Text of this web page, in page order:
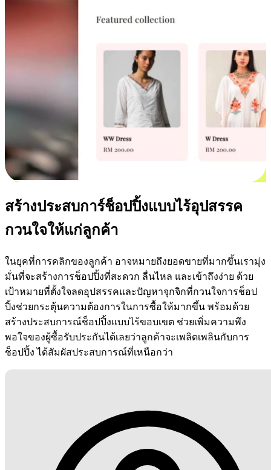
สร้างประสบการ์ช็อปปิ้งแบบไร้อุปสรรค
กวนใจให้แก่ลูกค้า
ในยุคที่การคลิกของลูกค้า อาจหมายถึงยอดขายที่มากขึ้นเรามุ่ง
มั่นที่จะสร้างการช็อปปิ้งที่สะดวก ลื่นไหล และเข้าถึงง่าย ด้วย
เป้าหมายที่ตั้งใจลดอุปสรรคและปัญหาจุกจิกที่กวนใจการช็อป
ปิ้งช่วยกระตุ้นความต้องการในการซื้อให้มากขึ้น พร้อมด้วย
สร้างประสบการณ์ช็อปปิ้งแบบไร้ขอบเขต ช่วยเพิ่มความพึง
พอใจของผู้ซื้อรับประกันได้เลยว่าลูกค้าจะเพลิดเพลินกับการ
ช็อปปิ้ง ได้สัมผัสประสบการณ์ที่เหนือกว่า